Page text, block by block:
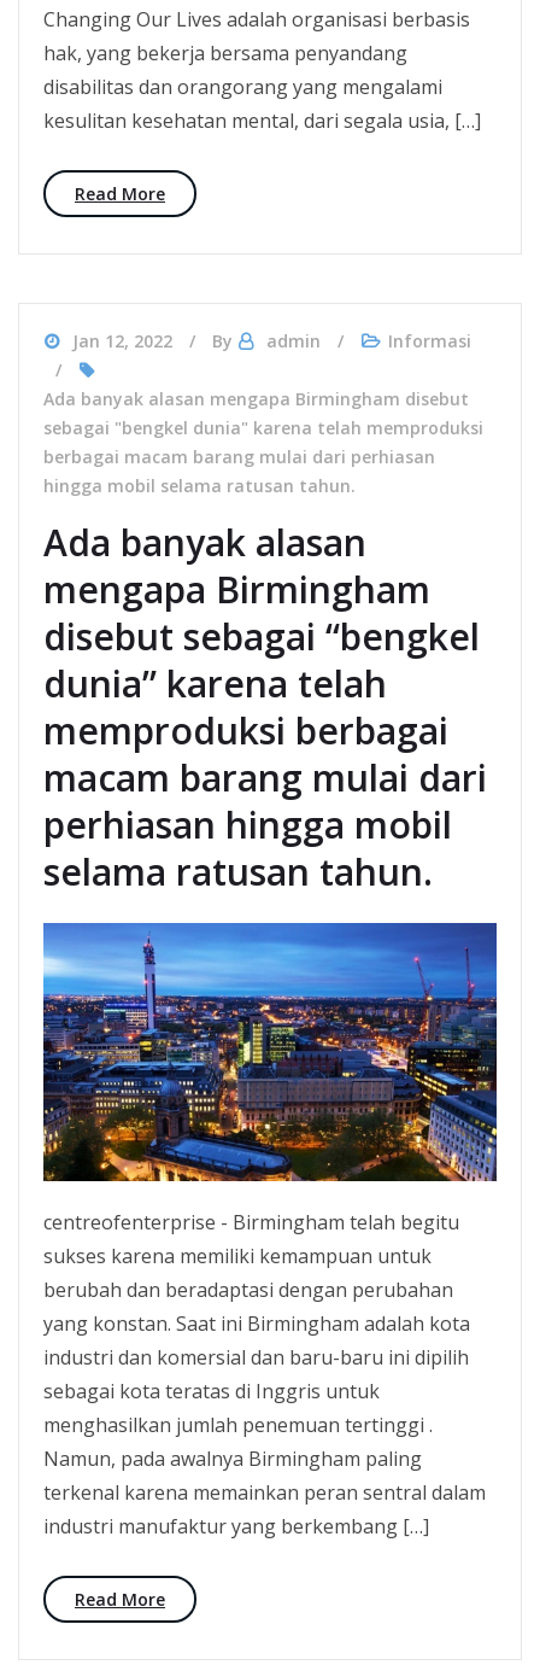
Changing Our Lives adalah organisasi berbasis
hak, yang bekerja bersama penyandang
disabilitas dan orangorang yang mengalami
kesulitan kesehatan mental, dari segala usia, […]
Read More
Jan 12, 2022 By admin Informasi
Ada banyak alasan mengapa Birmingham disebut
sebagai "bengkel dunia" karena telah memproduksi
berbagai macam barang mulai dari perhiasan
hingga mobil selama ratusan tahun.
Ada banyak alasan
mengapa Birmingham
disebut sebagai “bengkel
dunia” karena telah
memproduksi berbagai
macam barang mulai dari
perhiasan hingga mobil
selama ratusan tahun.
centreofenterprise - Birmingham telah begitu
sukses karena memiliki kemampuan untuk
berubah dan beradaptasi dengan perubahan
yang konstan. Saat ini Birmingham adalah kota
industri dan komersial dan baru-baru ini dipilih
sebagai kota teratas di Inggris untuk
menghasilkan jumlah penemuan tertinggi .
Namun, pada awalnya Birmingham paling
terkenal karena memainkan peran sentral dalam
industri manufaktur yang berkembang […]
Read More